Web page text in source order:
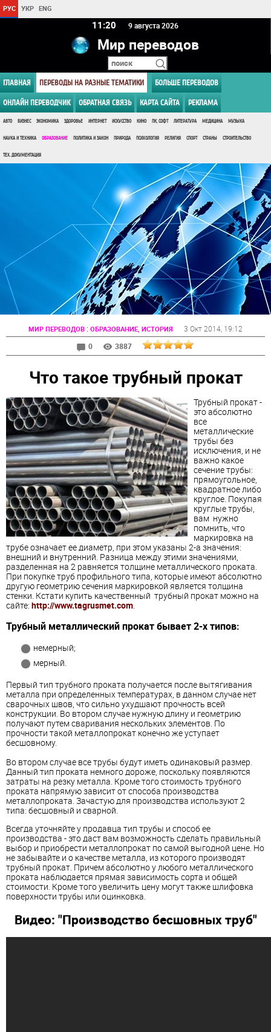
РУС УКР ENG
11 20 9 августа 2026
Мир переводов
ГЛАВНАЯ ПЕРЕВОДЫ НА РАЗНЫЕ ТЕМАТИКИ БОЛЬШЕ ПЕРЕВОДОВ
ОНЛАЙН ПЕРЕВОДЧИК ОБРАТНАЯ СВЯЗЬ КАРТА САЙТА РЕКЛАМА
АВТО БИЗНЕС ЭКОНОМИКА ЗДОРОВЬЕ ИНТЕРНЕТ ИСКУССТВО КИНО ПК, СОФТ ЛИТЕРАТУРА МЕДИЦИНА МУЗЫКА
НАУКА И ТЕХНИКА ОБРАЗОВАНИЕ ПОЛИТИКА И ЗАКОН ПРИРОДА ПСИХОЛОГИЯ РЕЛИГИЯ СПОРТ СТРАНЫ СТРОИТЕЛЬСТВО
ТЕХ. ДОКУМЕНТАЦИЯ
МИР ПЕРЕВОДОВ : ОБРАЗОВАНИЕ, ИСТОРИЯ 3 Окт 2014 , 19:12
0
3887
Что такое трубный прокат
Трубный прокат -
это абсолютно
все
металлические
трубы без
исключения, и не
важно какое
сечение трубы:
прямоугольное,
квадратное либо
круглое. Покупая
круглые трубы,
вам нужно
помнить, что
маркировка на
трубе означает ее диаметр, при этом указаны 2-а значения:
внешний и внутренний. Разница между этими значениями,
разделенная на 2 равняется толщине металлического проката.
При покупке труб профильного типа, которые имеют абсолютно
другую геометрию сечения маркировкой является толщина
стенки. Кстати купить качественный трубный прокат можно на
сайте: http://www.tagrusmet.com.
Трубный металлический прокат бывает 2-х типов:
немерный;
мерный.
Первый тип трубного проката получается после вытягивания
металла при определенных температурах, в данном случае нет
сварочных швов, что сильно ухудшают прочность всей
конструкции. Во втором случае нужную длину и геометрию
получают путем сваривания нескольких элементов. По
прочности такой металлопрокат конечно же уступает
бесшовному.
Во втором случае все трубы будут иметь одинаковый размер.
Данный тип проката немного дороже, поскольку появляются
затраты на резку металла. Кроме того стоимость трубного
проката напрямую зависит от способа производства
металлопроката. Зачастую для производства используют 2
типа: бесшовный и сварной.
Всегда уточняйте у продавца тип трубы и способ ее
производства - это даст вам возможность сделать правильный
выбор и приобрести металлопрокат по самой выгодной цене. Но
не забывайте и о качестве металла, из которого производят
трубный прокат. Причем абсолютно у любого металлического
проката наблюдается прямая зависимость сорта и общей
стоимости. Кроме того увеличить цену могут также шлифовка
поверхности трубы или оцинковка.
Видео: "Производство бесшовных труб"